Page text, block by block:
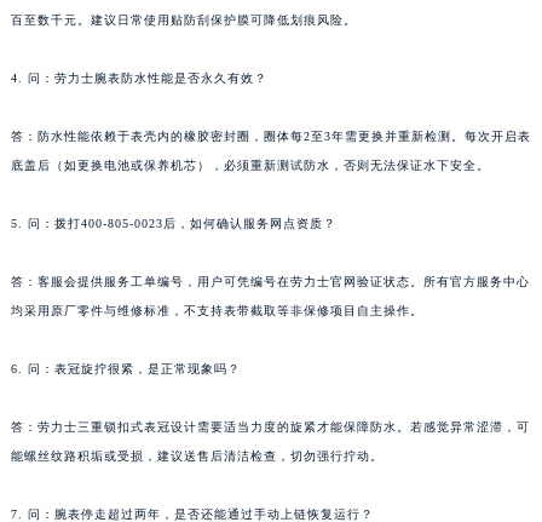
百至数千元。建议日常使用贴防刮保护膜可降低划痕风险。
4. 问：劳力士腕表防水性能是否永久有效？
答：防水性能依赖于表壳内的橡胶密封圈，圈体每2至3年需更换并重新检测。每次开启表
底盖后（如更换电池或保养机芯），必须重新测试防水，否则无法保证水下安全。
5. 问：拨打400-805-0023后，如何确认服务网点资质？
答：客服会提供服务工单编号，用户可凭编号在劳力士官网验证状态。所有官方服务中心
均采用原厂零件与维修标准，不支持表带截取等非保修项目自主操作。
6. 问：表冠旋拧很紧，是正常现象吗？
答：劳力士三重锁扣式表冠设计需要适当力度的旋紧才能保障防水。若感觉异常涩滞，可
能螺丝纹路积垢或受损，建议送售后清洁检查，切勿强行拧动。
7. 问：腕表停走超过两年，是否还能通过手动上链恢复运行？